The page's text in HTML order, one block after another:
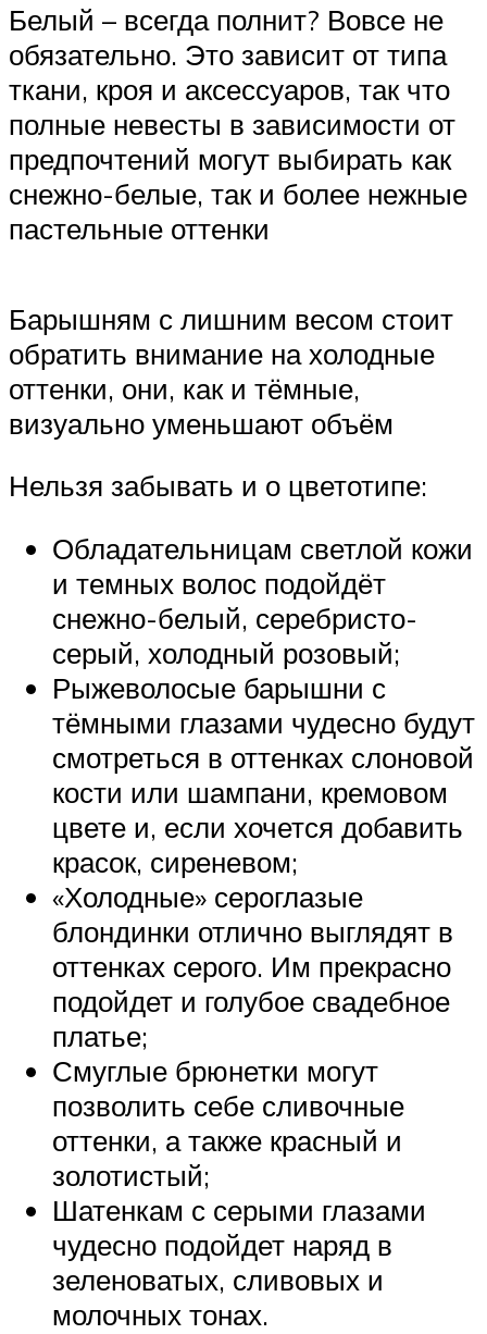
Белый – всегда полнит? Вовсе не
обязательно. Это зависит от типа
ткани, кроя и аксессуаров, так что
полные невесты в зависимости от
предпочтений могут выбирать как
снежно-белые, так и более нежные
пастельные оттенки
Барышням с лишним весом стоит
обратить внимание на холодные
оттенки, они, как и тёмные,
визуально уменьшают объём
Нельзя забывать и о цветотипе:
Обладательницам светлой кожи
и темных волос подойдёт
снежно-белый, серебристо-
серый, холодный розовый;
Рыжеволосые барышни с
тёмными глазами чудесно будут
смотреться в оттенках слоновой
кости или шампани, кремовом
цвете и, если хочется добавить
красок, сиреневом;
«Холодные» сероглазые
блондинки отлично выглядят в
оттенках серого. Им прекрасно
подойдет и голубое свадебное
платье;
Смуглые брюнетки могут
позволить себе сливочные
оттенки, а также красный и
золотистый;
Шатенкам с серыми глазами
чудесно подойдет наряд в
зеленоватых, сливовых и
молочных тонах.